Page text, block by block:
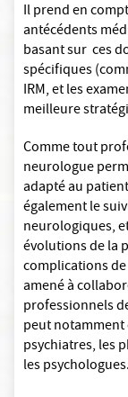
Il prend en
antécédents
basant sur ces
spécifiques
IRM, et les
meilleure
Comme tout
neurologue
adapté au
également le
neurologiques,
évolutions de la
complications
amené à
professionnels
peut
psychiatres, les
les psychologues.